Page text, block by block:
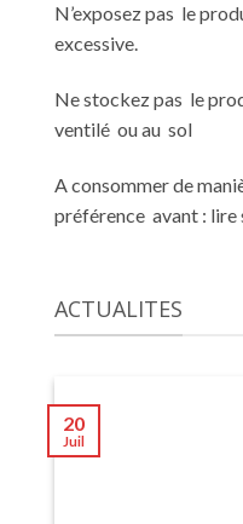
N’exposez pas le
excessive.
Ne stockez pas le
ventilé ou au sol
A consommer de
préférence avant : lire
ACTUALITES
20
Juil